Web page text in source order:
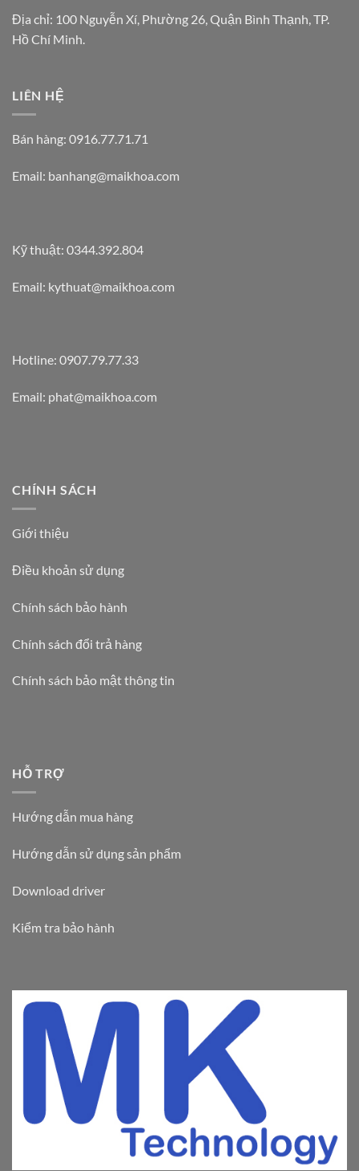
Địa chỉ: 100 Nguyễn Xí, Phường 26, Quận Bình Thạnh, TP.
Hồ Chí Minh.
LIÊN HỆ
Bán hàng: 0916.77.71.71
Email: banhang@maikhoa.com
Kỹ thuật: 0344.392.804
Email: kythuat@maikhoa.com
Hotline: 0907.79.77.33
Email: phat@maikhoa.com
CHÍNH SÁCH
Giới thiệu
Điều khoản sử dụng
Chính sách bảo hành
Chính sách đổi trả hàng
Chính sách bảo mật thông tin
HỖ TRỢ
Hướng dẫn mua hàng
Hướng dẫn sử dụng sản phẩm
Download driver
Kiểm tra bảo hành